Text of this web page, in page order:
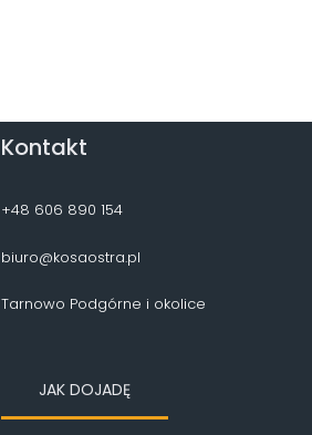
Kontakt
+48 606 890 154
biuro@kosaostra.pl
Tarnowo Podgórne i okolice
JAK DOJADĘ